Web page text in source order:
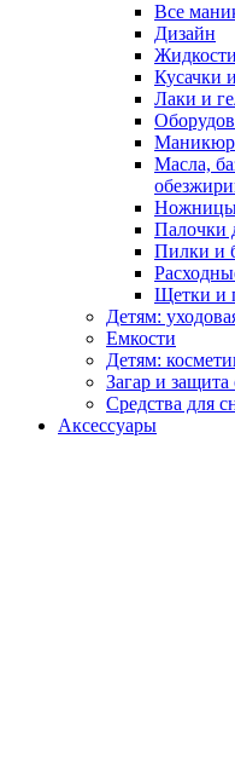
Все
Дизайн
Кусачки
Лаки и
Масла,
Палочки
Пилки и
Щетки и
Детям:
Емкости
Детям:
Загар и защита
Средства для
Аксессуары